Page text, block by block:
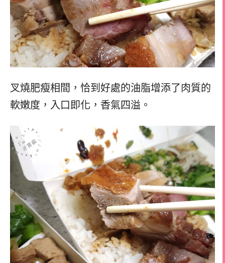
叉燒肥瘦相間，恰到好處的油脂增添了肉質的
軟嫩度，入口即化，香氣四溢。